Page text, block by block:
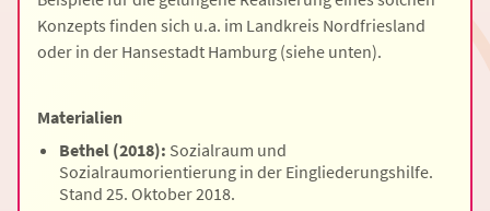
Konzepts finden sich u.a. im Landkreis Nordfriesland
oder in der Hansestadt Hamburg (siehe unten).
Materialien
Bethel (2018): Sozialraum und
Sozialraumorientierung in der Eingliederungshilfe.
Stand 25. Oktober 2018.